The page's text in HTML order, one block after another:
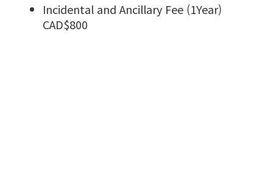
Incidental and Ancillary Fee (1Year)
CAD$800